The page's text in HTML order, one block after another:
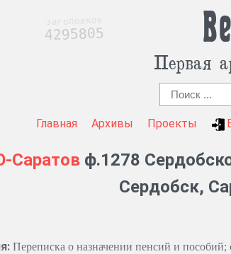
Первая
Главная Архивы Проекты
Саратовф.1278
Сердобск,
Переписка о назначении пенсий и пособий;
4295805